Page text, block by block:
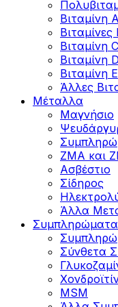
Βιταμίνη Α
Βιταμίνες
Βιταμίνη C
Βιταμίνη D
Βιταμίνη Ε
Άλλες
Μέταλλα
Μαγνήσιο
ZMA και
Ασβέστιο
Σίδηρος
Άλλα
Συμπληρώματα
Σύνθετα
MSM